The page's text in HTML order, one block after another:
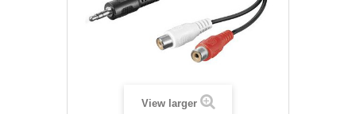
View larger